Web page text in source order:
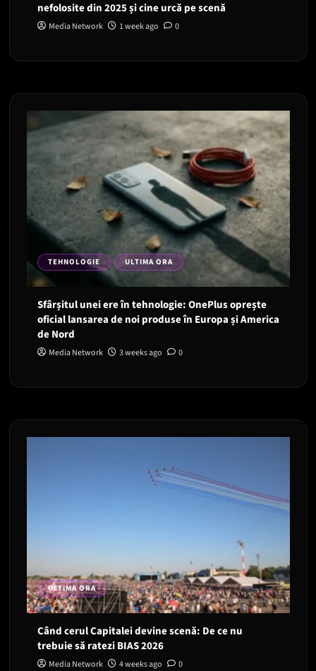
nefolosite din 2025 și cine urcă pe scenă
Media Network 1 week ago 0
TEHNOLOGIE ULTIMA ORA
Sfârșitul unei ere în tehnologie: OnePlus oprește
oficial lansarea de noi produse în Europa și America
de Nord
Media Network 3 weeks ago 0
ULTIMA ORA
Când cerul Capitalei devine scenă: De ce nu
trebuie să ratezi BIAS 2026
Media Network 4 weeks ago 0